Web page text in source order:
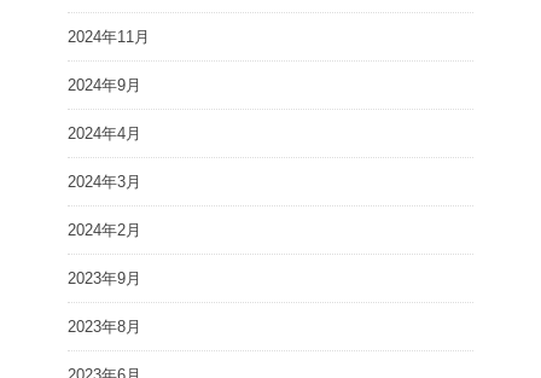
2024年11月
2024年9月
2024年4月
2024年3月
2024年2月
2023年9月
2023年8月